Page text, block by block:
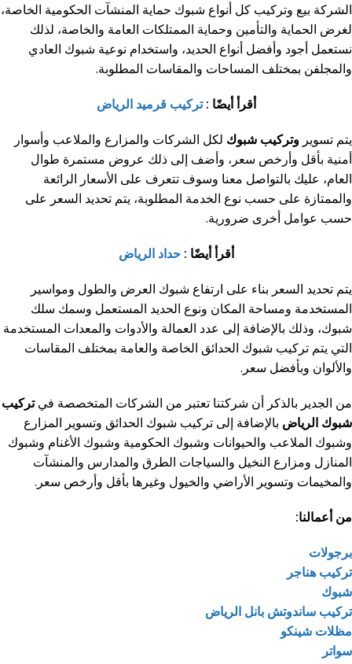
الشركة بيع وتركيب كل أنواع شبوك حماية المنشآت الحكومية الخاصة،
لغرض الحماية والتأمين وحماية الممتلكات العامة والخاصة، لذلك
نستعمل أجود وأفضل أنواع الحديد، واستخدام نوعية شبوك العادي
والمجلفن بمختلف المساحات والمقاسات المطلوبة.
أقرأ أيضًا :تركيب قرميد الرياض
يتم تسوير وتركيب شبوك لكل الشركات والمزارع والملاعب وأسوار
أمنية بأقل وأرخص سعر، وأضف إلى ذلك عروض مستمرة طوال
العام، عليك بالتواصل معنا وسوف تتعرف على الأسعار الرائعة
والممتازة على حسب نوع الخدمة المطلوبة، يتم تحديد السعر على
حسب عوامل أخرى ضرورية.
أقرأ أيضًا :حداد الرياض
يتم تحديد السعر بناء على ارتفاع شبوك العرض والطول ومواسير
المستخدمة ومساحة المكان ونوع الحديد المستعمل وسمك سلك
شبوك، وذلك بالإضافة إلى عدد العمالة والأدوات والمعدات المستخدمة
التي يتم تركيب شبوك الحدائق الخاصة والعامة بمختلف المقاسات
والألوان وبأفضل سعر.
من الجدير بالذكر أن شركتنا تعتبر من الشركات المتخصصة فيتركيب
شبوك الرياض بالإضافة إلى تركيب شبوك الحدائق وتسوير المزارع
وشبوك الملاعب والحيوانات وشبوك الحكومية وشبوك الأغنام وشبوك
المنازل ومزارع النخيل والسياجات الطرق والمدارس والمنشآت
والمخيمات وتسوير الأراضي والخيول وغيرها بأقل وأرخص سعر.
من أعمالنا:
برجولات
تركيب هناجر
شبوك
تركيب ساندوتش بانل الرياض
مظلات شينكو
سواتر